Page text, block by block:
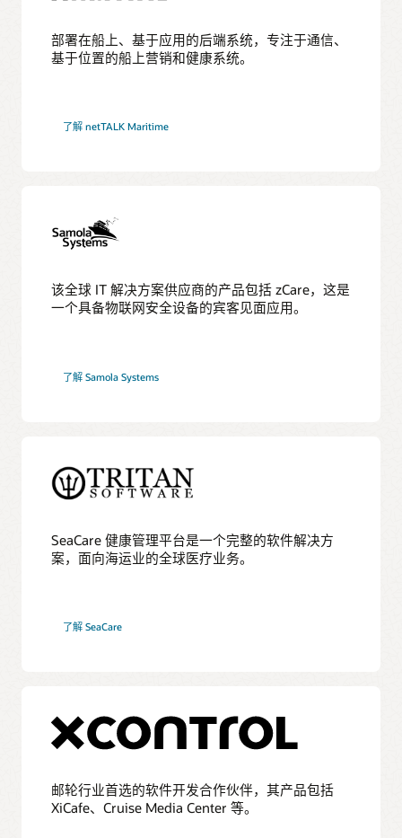
部署在船上、基于应用的后端系统，专注于通信、
基于位置的船上营销和健康系统。
了解 netTALK Maritime
该全球 IT 解决方案供应商的产品包括 zCare，这是
一个具备物联网安全设备的宾客见面应用。
了解 Samola Systems
SeaCare 健康管理平台是一个完整的软件解决方
案，面向海运业的全球医疗业务。
了解 SeaCare
邮轮行业首选的软件开发合作伙伴，其产品包括
XiCafe、Cruise Media Center 等。